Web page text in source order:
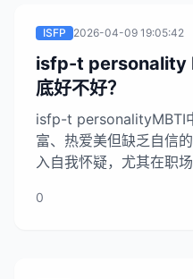
ISFP 2026-04-09 19:05:42
isfp-t personality
底好不好？
isfp-t personalityMBTI
富、热爱美但缺乏自信
入自我怀疑，尤其在职
这种特质并非缺陷，而
0